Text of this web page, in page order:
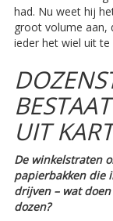
had. Nu weet hij
groot volume aan,
ieder het wiel uit te
UIT
De winkelstraten
papierbakken die
drijven – wat
dozen?